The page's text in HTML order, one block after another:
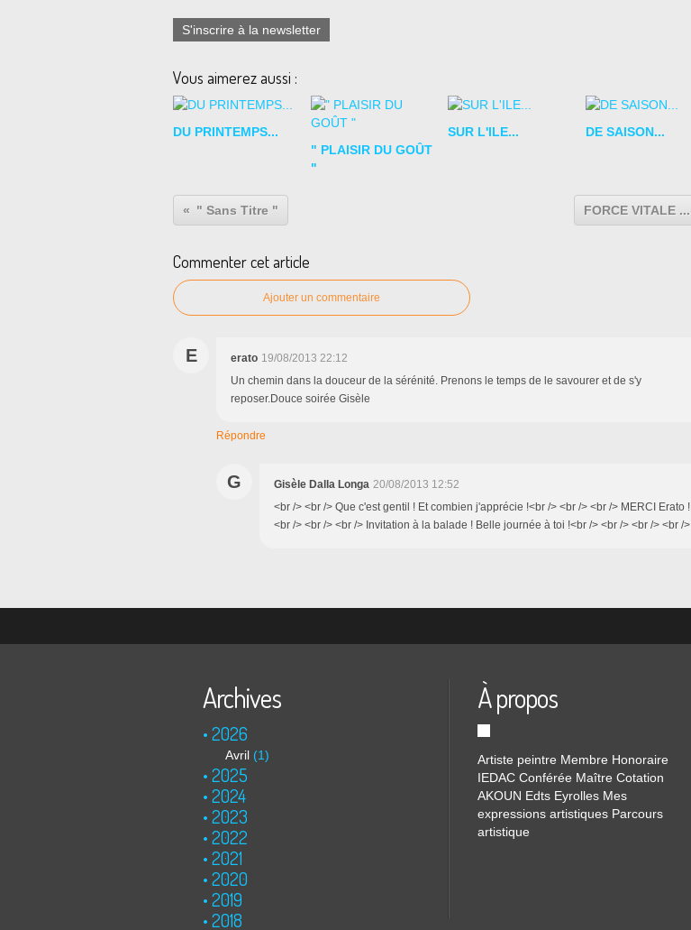
S'inscrire à la newsletter
Vous aimerez aussi :
DU PRINTEMPS...
" PLAISIR DU GOÛT
"
SUR L'ILE... DE SAISON...
" Sans Titre " FORCE VITALE ...
Commenter cet article
Ajouter un commentaire
E erato 19/08/2013 22:12
Un chemin dans la douceur de la sérénité. Prenons le temps de le savourer et de s'y
reposer.Douce soirée Gisèle
Répondre
G Gisèle Dalla Longa 20/08/2013 12:52
<br /> <br /> Que c'est gentil ! Et combien j'apprécie !<br /> <br /> <br /> MERCI Erato !
<br /> <br /> <br /> Invitation à la balade ! Belle journée à toi !<br /> <br /> <br /> <br />
Archives
2026
Avril (1)
2025
2024
2023
2022
2021
2020
2019
2018
À propos
Artiste peintre Membre Honoraire
IEDAC Conférée Maître Cotation
AKOUN Edts Eyrolles Mes
expressions artistiques Parcours
artistique